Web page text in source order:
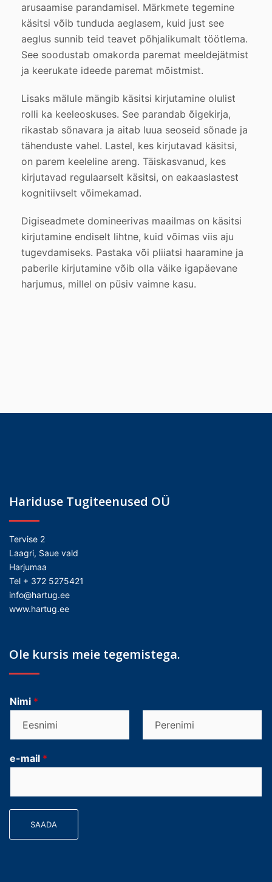
arusaamise parandamisel. Märkmete tegemine
käsitsi võib tunduda aeglasem, kuid just see
aeglus sunnib teid teavet põhjalikumalt töötlema.
See soodustab omakorda paremat meeldejätmist
ja keerukate ideede paremat mõistmist.
Lisaks mälule mängib käsitsi kirjutamine olulist
rolli ka keeleoskuses. See parandab õigekirja,
rikastab sõnavara ja aitab luua seoseid sõnade ja
tähenduste vahel. Lastel, kes kirjutavad käsitsi,
on parem keeleline areng. Täiskasvanud, kes
kirjutavad regulaarselt käsitsi, on eakaaslastest
kognitiivselt võimekamad.
Digiseadmete domineerivas maailmas on käsitsi
kirjutamine endiselt lihtne, kuid võimas viis aju
tugevdamiseks. Pastaka või pliiatsi haaramine ja
paberile kirjutamine võib olla väike igapäevane
harjumus, millel on püsiv vaimne kasu.
Hariduse Tugiteenused OÜ
Tervise 2
Laagri, Saue vald
Harjumaa
Tel + 372 5275421
info@hartug.ee
www.hartug.ee
Ole kursis meie tegemistega.
Nimi *
r
e-mail *
SAADA